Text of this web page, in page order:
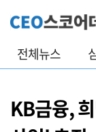
전체뉴스
KB금융,